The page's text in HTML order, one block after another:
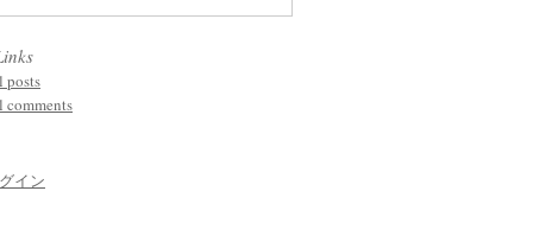
posts
comments
イン